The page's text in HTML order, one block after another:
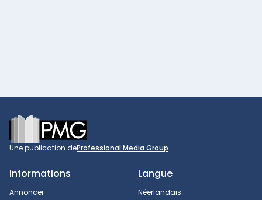
Footer
Une publication deProfessional Media Group
Informations
Annoncer
Langue
Néerlandais